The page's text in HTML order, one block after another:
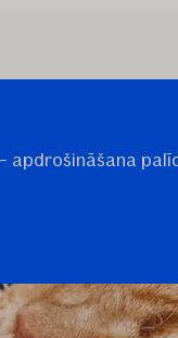
apdrošināšana